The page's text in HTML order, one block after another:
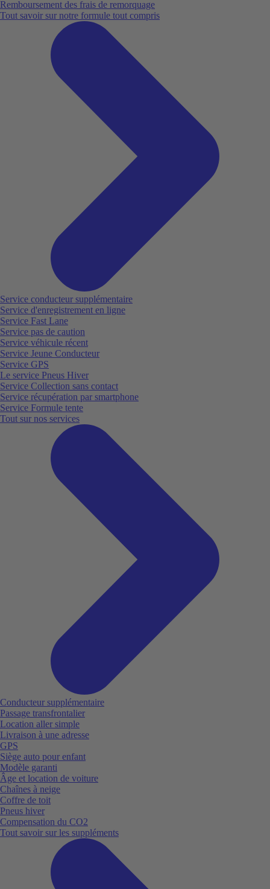
Remboursement des frais de remorquage
Tout savoir sur notre formule tout compris
Service conducteur supplémentaire
Service d'enregistrement en ligne
Service Fast Lane
Service pas de caution
Service véhicule récent
Service Jeune Conducteur
Service GPS
Le service Pneus Hiver
Service Collection sans contact
Service récupération par smartphone
Service Formule tente
Tout sur nos services
Conducteur supplémentaire
Passage transfrontalier
Location aller simple
Livraison à une adresse
GPS
Siège auto pour enfant
Modèle garanti
Âge et location de voiture
Chaînes à neige
Coffre de toit
Pneus hiver
Compensation du CO2
Tout savoir sur les suppléments